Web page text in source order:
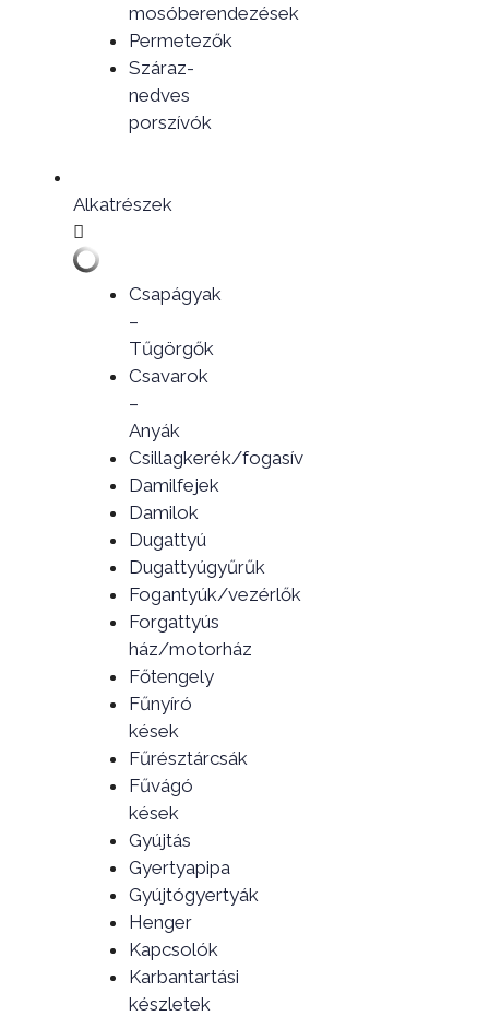
mosóberendezések
Permetezők
Száraz-
nedves
porszívók
Alkatrészek
Csapágyak
–
Tűgörgők
Csavarok
–
Anyák
Csillagkerék/fogasív
Damilfejek
Damilok
Dugattyú
Dugattyúgyűrűk
Fogantyúk/vezérlők
Forgattyús
ház/motorház
Főtengely
Fűnyíró
kések
Fűrésztárcsák
Fűvágó
kések
Gyújtás
Gyertyapipa
Gyújtógyertyák
Henger
Kapcsolók
Karbantartási
készletek